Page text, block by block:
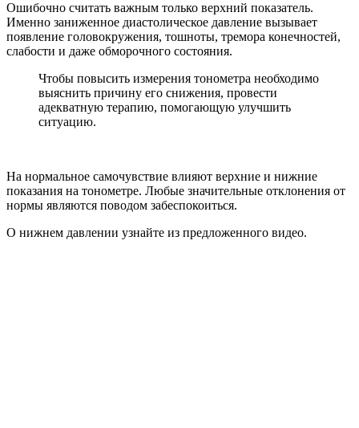
Ошибочно считать важным только верхний показатель.
Именно заниженное диастолическое давление вызывает
появление головокружения, тошноты, тремора конечностей,
слабости и даже обморочного состояния.
Чтобы повысить измерения тонометра необходимо
выяснить причину его снижения, провести
адекватную терапию, помогающую улучшить
ситуацию.
На нормальное самочувствие влияют верхние и нижние
показания на тонометре. Любые значительные отклонения от
нормы являются поводом забеспокоиться.
О нижнем давлении узнайте из предложенного видео.